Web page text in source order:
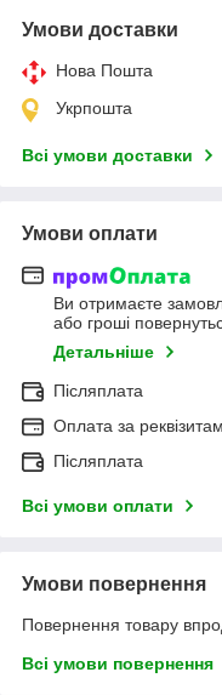
Умови доставки
Нова Пошта
Укрпошта
Всі умови доставки
Умови оплати
Ви отримаєте
або гроші
Детальніше
Післяплата
Оплата за
Післяплата
Всі умови оплати
Умови повернення
Повернення товару
Всі умови повернення